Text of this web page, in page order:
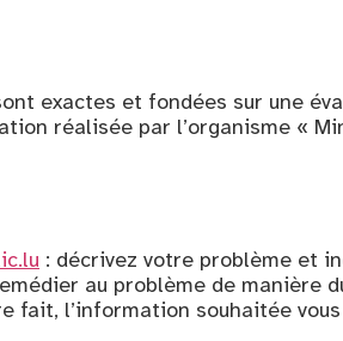
exactes et fondées sur une
réalisée par l’organisme «
: décrivez votre problème et
au problème de manière
fait, l’information souhaitée